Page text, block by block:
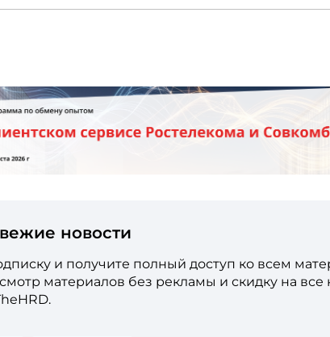
новости
и получите полный доступ ко всем
материалов без рекламы и скидку на все